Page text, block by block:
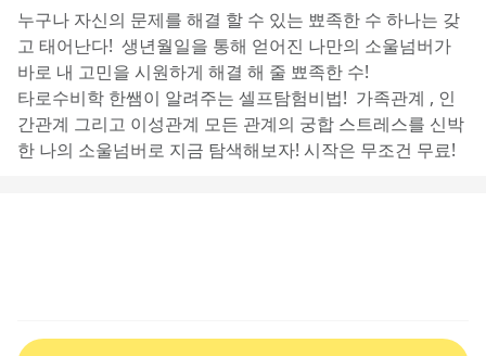
누구나 자신의 문제를 해결 할 수 있는 뾰족한 수 하나는 갖
고 태어난다!  생년월일을 통해 얻어진 나만의 소울넘버가
바로 내 고민을 시원하게 해결 해 줄 뾰족한 수!
타로수비학 한쌤이 알려주는 셀프탐험비법!  가족관계 , 인
간관계 그리고 이성관계 모든 관계의 궁합 스트레스를 신박
한 나의 소울넘버로 지금 탐색해보자! 시작은 무조건 무료!